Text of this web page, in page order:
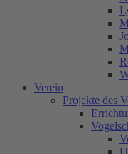
Verein
Projekte des